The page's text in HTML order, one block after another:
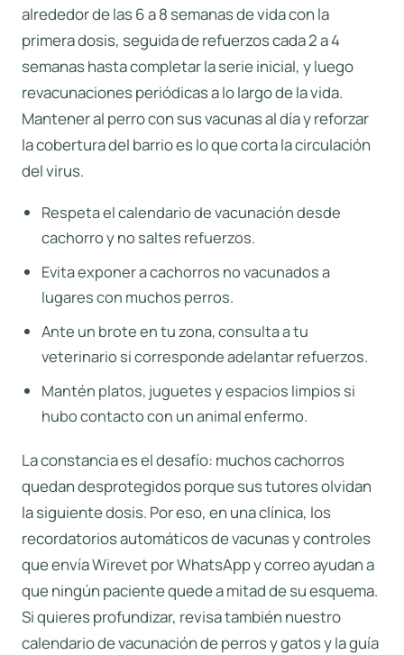
alrededor de las 6 a 8 semanas de vida con la
primera dosis, seguida de refuerzos cada 2 a 4
semanas hasta completar la serie inicial, y luego
revacunaciones periódicas a lo largo de la vida.
Mantener al perro con sus vacunas al día y reforzar
la cobertura del barrio es lo que corta la circulación
del virus.
Respeta el calendario de vacunación desde
cachorro y no saltes refuerzos.
Evita exponer a cachorros no vacunados a
lugares con muchos perros.
Ante un brote en tu zona, consulta a tu
veterinario si corresponde adelantar refuerzos.
Mantén platos, juguetes y espacios limpios si
hubo contacto con un animal enfermo.
La constancia es el desafío: muchos cachorros
quedan desprotegidos porque sus tutores olvidan
la siguiente dosis. Por eso, en una clínica, los
recordatorios automáticos de vacunas y controles
que envía Wirevet por WhatsApp y correo ayudan a
que ningún paciente quede a mitad de su esquema.
Si quieres profundizar, revisa también nuestro
calendario de vacunación de perros y gatosy la guía